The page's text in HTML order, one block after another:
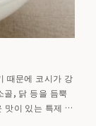
때문에 코시가 강
골, 닭 등을 듬뿍
맛이 있는 특제 김